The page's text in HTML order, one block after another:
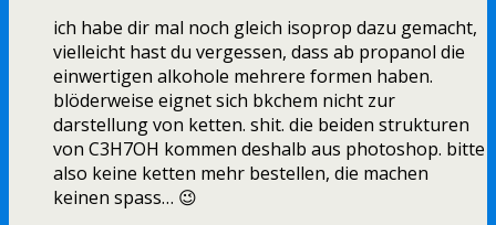
ich habe dir mal noch gleich isoprop dazu gemacht,
vielleicht hast du vergessen, dass ab propanol die
einwertigen alkohole mehrere formen haben.
blöderweise eignet sich bkchem nicht zur
darstellung von ketten. shit. die beiden strukturen
von C3H7OH kommen deshalb aus photoshop. bitte
also keine ketten mehr bestellen, die machen
keinen spass… 😉